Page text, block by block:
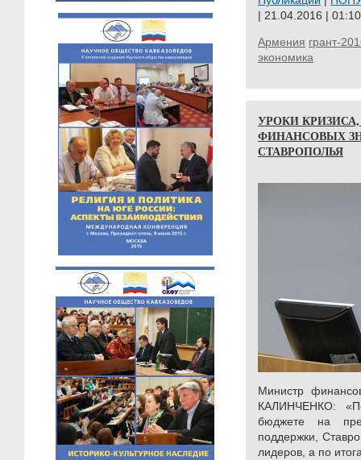
| 21.04.2016 | 01:10
Армения грант-
экономика
УРОКИ
ФИНАНСОВЫХ
СТАВРОПОЛЬЯ
Министр
КАЛИНЧЕНКО:
бюджете на
поддержки,
лидеров, а по